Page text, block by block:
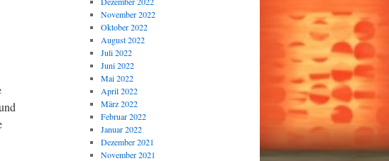
November 2022
Oktober 2022
August 2022
Juli 2022
Juni 2022
Mai 2022
April 2022
März 2022
Februar 2022
Januar 2022
Dezember 2021
November 2021